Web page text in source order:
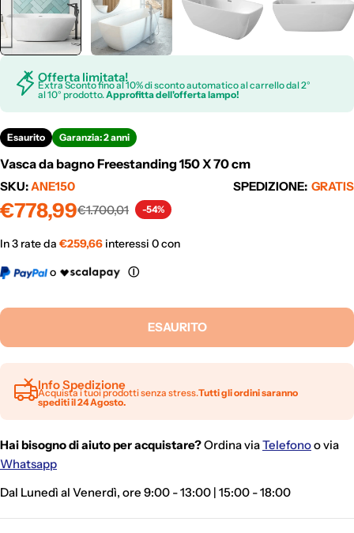
Offerta limitata!
Extra Sconto fino al 10% di sconto automatico al carrello dal 2°
al 10° prodotto.Approfitta dell'offerta lampo!
Esaurito Garanzia: 2 anni
Vasca da bagno Freestanding 150 X 70 cm
SKU:ANE150 SPEDIZIONE: GRATIS
Prezzo
vendita
€778,99
Prezzo
normale
€1.700,01 -54%
In 3 rate da €259,66 interessi 0 con
o
Ⓘ
ESAURITO
Info Spedizione
Acquista i tuoi prodotti senza stress.Tutti gli ordini saranno
spediti il 24 Agosto.
Hai bisogno di aiuto per acquistare?Ordina viaTelefonoo via
Whatsapp
Dal Lunedì al Venerdì, ore 9:00 - 13:00 | 15:00 - 18:00